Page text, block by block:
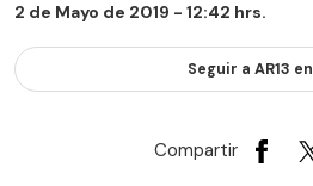
2 de Mayo de 2019 - 12:42 hrs.
Seguir a AR13 en
Compartir